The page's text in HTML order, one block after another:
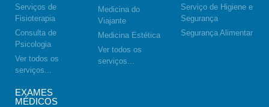
Serviços de
Fisioterapia
Consulta de
Psicologia
Ver todos os
serviços...
Medicina do
Viajante
Medicina Estética
Ver todos os
serviços...
Serviço de Higiene e
Segurança
Segurança Alimentar
EXAMES
MÉDICOS